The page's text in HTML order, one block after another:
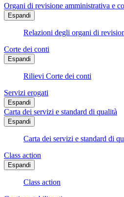
Organi di revisione amministrativa e
Espandi
Relazioni degli organi di
Corte dei conti
Espandi
Rilievi Corte dei conti
Servizi erogati
Espandi
Carta dei servizi e standard di qualità
Espandi
Carta dei servizi e standard di
Class action
Espandi
Class action